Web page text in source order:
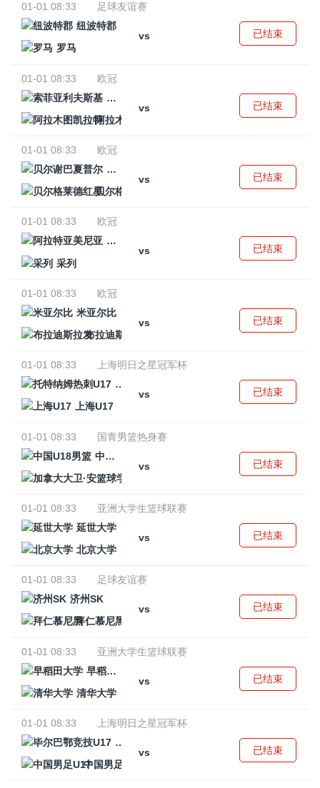
01-01 08:33
足球友谊赛
纽波特郡
vs
罗马
已结束
01-01 08:33
欧冠
索菲亚利夫斯基
vs
阿拉木图凯拉特
已结束
01-01 08:33
欧冠
贝尔谢巴夏普尔
vs
贝尔格莱德红星
已结束
01-01 08:33
欧冠
阿拉特亚美尼亚
vs
采列
已结束
01-01 08:33
欧冠
米亚尔比
vs
布拉迪斯拉发
已结束
01-01 08:33
上海明日之星冠军杯
托特纳姆热刺U17
vs
上海U17
已结束
01-01 08:33
国青男篮热身赛
中国U18男篮
vs
已结束
01-01 08:33
亚洲大学生篮球联赛
延世大学
vs
北京大学
已结束
01-01 08:33
足球友谊赛
济州SK
vs
拜仁慕尼黑
已结束
01-01 08:33
亚洲大学生篮球联赛
早稻田大学
vs
清华大学
已结束
01-01 08:33
上海明日之星冠军杯
毕尔巴鄂竞技U17
vs
中国男足U17
已结束